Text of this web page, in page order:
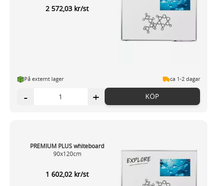
2 572,03 kr/st
På externt lager ca 1-2 dagar
- + KÖP
PREMIUM PLUS whiteboard
90x120cm
1 602,02 kr/st